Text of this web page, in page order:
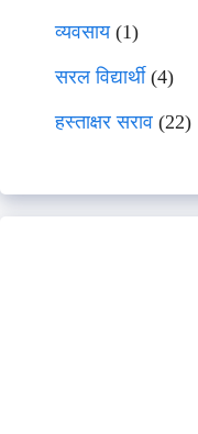
व्यवसाय(1)
सरल विद्यार्थी(4)
हस्ताक्षर सराव (22)